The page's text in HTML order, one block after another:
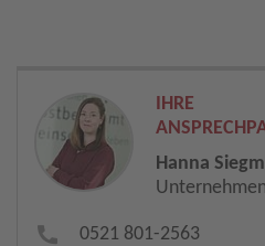
IHRE
Hanna
0521 801-2563